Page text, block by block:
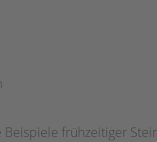
frühzeitiger